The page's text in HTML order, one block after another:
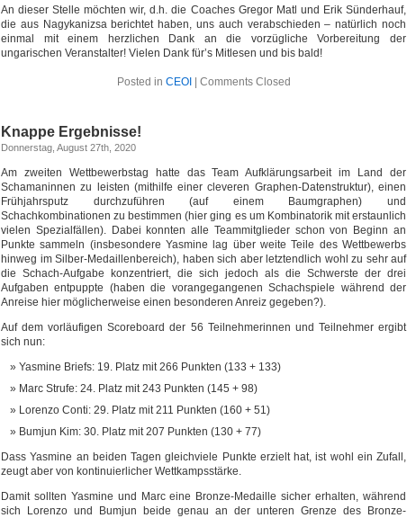
An dieser Stelle möchten wir, d.h. die Coaches Gregor Matl und Erik Sünderhauf,
die aus Nagykanizsa berichtet haben, uns auch verabschieden – natürlich noch
einmal mit einem herzlichen Dank an die vorzügliche Vorbereitung der
ungarischen Veranstalter! Vielen Dank für’s Mitlesen und bis bald!
Posted in CEOI Comments Closed
Knappe Ergebnisse!
Donnerstag, August 27th, 2020
Am zweiten Wettbewerbstag hatte das Team Aufklärungsarbeit im Land der
Schamaninnen zu leisten (mithilfe einer cleveren Graphen-Datenstruktur), einen
Frühjahrsputz durchzuführen (auf einem Baumgraphen) und
Schachkombinationen zu bestimmen (hier ging es um Kombinatorik mit erstaunlich
vielen Spezialfällen). Dabei konnten alle Teammitglieder schon von Beginn an
Punkte sammeln (insbesondere Yasmine lag über weite Teile des Wettbewerbs
hinweg im Silber-Medaillenbereich), haben sich aber letztendlich wohl zu sehr auf
die Schach-Aufgabe konzentriert, die sich jedoch als die Schwerste der drei
Aufgaben entpuppte (haben die vorangegangenen Schachspiele während der
Anreise hier möglicherweise einen besonderen Anreiz gegeben?).
Auf dem vorläufigen Scoreboard der 56 Teilnehmerinnen und Teilnehmer ergibt
sich nun:
Yasmine Briefs: 19. Platz mit 266 Punkten (133 + 133)
Marc Strufe: 24. Platz mit 243 Punkten (145 + 98)
Lorenzo Conti: 29. Platz mit 211 Punkten (160 + 51)
Bumjun Kim: 30. Platz mit 207 Punkten (130 + 77)
Dass Yasmine an beiden Tagen gleichviele Punkte erzielt hat, ist wohl ein Zufall,
zeugt aber von kontinuierlicher Wettkampsstärke.
Damit sollten Yasmine und Marc eine Bronze-Medaille sicher erhalten, während
sich Lorenzo und Bumjun beide genau an der unteren Grenze des Bronze-